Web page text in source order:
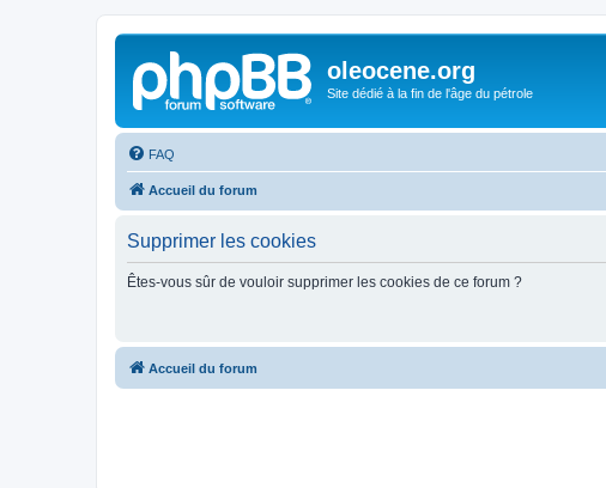
oleocene.org
Site dédié à la fin de l'âge du pétrole
FAQ
Accueil du forum
Supprimer les cookies
Êtes-vous sûr de vouloir supprimer les cookies de ce forum ?
Accueil du forum